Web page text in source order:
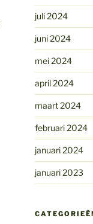
juli 2024
juni 2024
mei 2024
april 2024
maart 2024
februari 2024
januari 2024
januari 2023